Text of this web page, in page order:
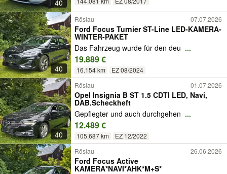
40
40
Röslau 07.07.2026
Ford Focus Turnier ST-Line LED-KAMERA-
WINTER-PAKET
Das Fahrzeug wurde für den deu ...
19.889 €
16.154 km EZ 08/2024
40
Röslau 01.07.2026
Opel Insignia B ST 1.5 CDTI LED, Navi,
DAB,Scheckheft
Gepflegter und auch durchgehen ...
12.489 €
105.687 km EZ 12/2022
Röslau 26.06.2026
Ford Focus Active
KAMERA*NAVI*AHK*M+S*